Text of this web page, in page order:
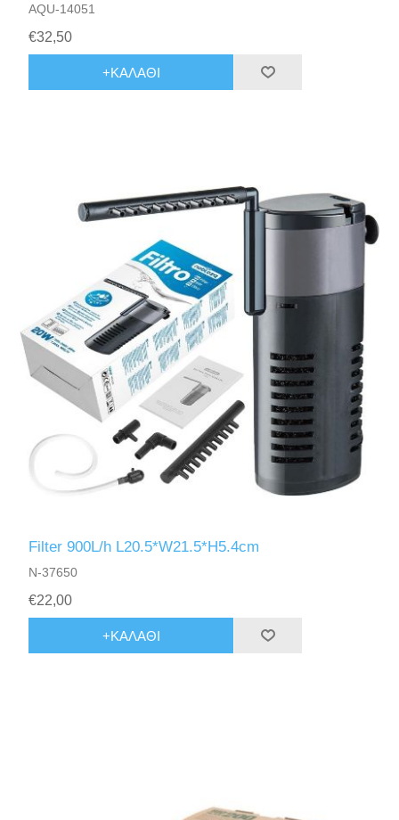
AQU-14051
€32,50
+ΚΑΛΆΘΙ
Filter 900L/h L20.5*W21.5*H5.4cm
N-37650
€22,00
+ΚΑΛΆΘΙ